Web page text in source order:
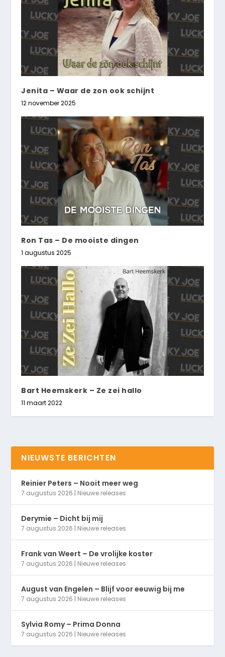
Jenita – Waar de zon ook schijnt
12 november 2025
Ron Tas – De mooiste dingen
1 augustus 2025
Bart Heemskerk – Ze zei hallo
11 maart 2022
NIEUWSTE BERICHTEN
Reinier Peters – Nooit meer weg
7 augustus 2026 | Nieuwe releases
Derymie – Dicht bij mij
7 augustus 2026 | Nieuwe releases
Frank van Weert – De vrolijke koster
7 augustus 2026 | Nieuwe releases
August van Engelen – Blijf voor eeuwig bij me
7 augustus 2026 | Nieuwe releases
Sylvia Romy – Prima Donna
7 augustus 2026 | Nieuwe releases